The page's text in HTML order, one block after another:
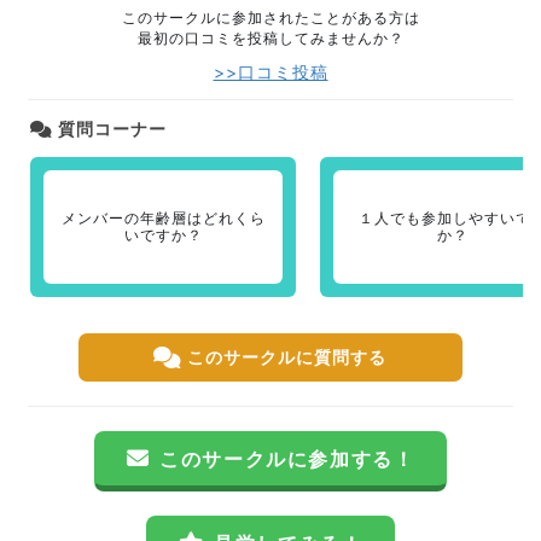
このサークルに参加されたことがある方は
最初の口コミを投稿してみませんか？
>>口コミ投稿
質問コーナー
メンバーの年齢層はどれくら
いですか？
１人でも参加しやすいで
か？
このサークルに質問する
このサークルに参加する！